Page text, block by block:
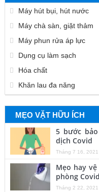
Máy hút bụi, hút nước
Máy chà sàn, giặt thảm
Máy phun rửa áp lực
Dụng cụ làm sạch
Hóa chất
Khăn lau đa năng
MẸO VẶT HỮU ÍCH
5 bước
dịch Covid
Tháng 7 16, 2021
Mẹo hay
phòng
Tháng 2 22, 2021